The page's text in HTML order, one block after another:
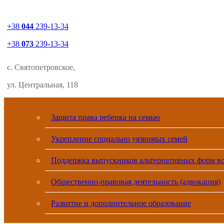
+38 044 239-13-34
+38 073 239-13-34
с. Святопетровское,
ул. Центральная, 118
Защита права ребенка на семью
Укрепление социально уязвимых семей
Поддержка выпускников альтернативных форм
Общественно-правовая деятельность (адвокация)
Развитие и дополнительное образование